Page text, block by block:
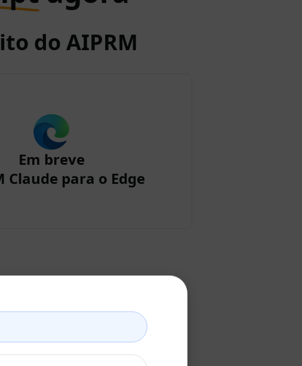
do AIPRM
Em breve
Claude para o Edge
Claude
no Claude